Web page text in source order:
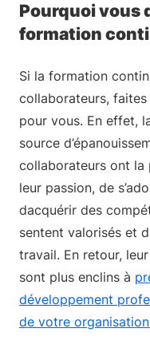
Pourquoi vous
formation
Si la formation
collaborateurs, faites
pour vous. En effet,
source
collaborateurs ont la
leur passion, de
dacquérir des
sentent valorisés et
travail. En retour,
sont plus enclins à
développement
de votre